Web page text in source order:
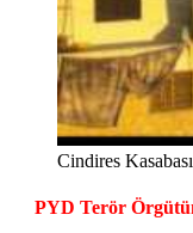
Cindires
PYD Terör